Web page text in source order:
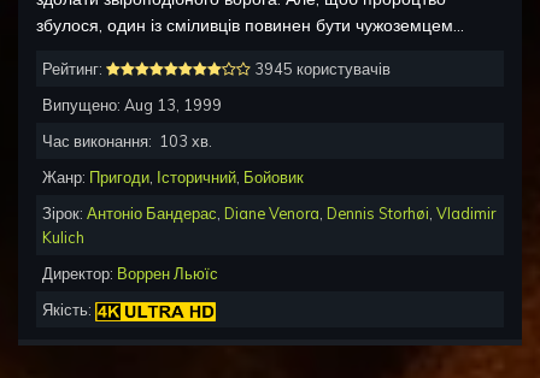
збулося, один із сміливців повинен бути чужоземцем...
Рейтинг:
3945 користувачів
Випущено: Aug 13, 1999
Час виконання: 103 хв.
Жанр: Пригоди Історичний Бойовик
Зірок: Антоніо Бандерас Diane Venora Dennis Storhøi Vladimir
Kulich
Директор: Воррен Льюїс
Якість: